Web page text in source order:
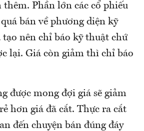
thêm. Phần lớn các cổ phiếu
bán về phương diện kỹ
nên chỉ báo kỹ thuật chứ
lại. Giá còn giảm thì chỉ báo
được mong đợi giá sẽ giảm
hơn giá đã cắt. Thực ra cắt
đến chuyện bán đúng đáy